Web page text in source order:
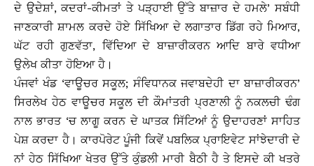
ਦੇ ਉਦੇਸ਼ਾਂ, ਕਦਰਾਂ-ਕੀਮਤਾਂ ਤੇ ਪੜ੍ਹਾਈ ਉੱਤੇ ਬਾਜ਼ਾਰ ਦੇ ਹਮਲੇ’ ਸਬੰਧੀ
ਜਾਣਕਾਰੀ ਸ਼ਾਮਲ ਕਰਦੇ ਹੋਏ ਸਿੱਖਿਆ ਦੇ ਲਗਾਤਾਰ ਡਿੱਗ ਰਹੇ ਮਿਆਰ,
ਘੱਟ ਰਹੀ ਗੁਣਵੱਤਾ, ਵਿੱਦਿਆ ਦੇ ਬਾਜ਼ਾਰੀਕਰਨ ਆਦਿ ਬਾਰੇ ਵਧੀਆ
ਉਲੇਖ ਕੀਤਾ ਹੋਇਆ ਹੈ।
ਪੰਜਵਾਂ ਖੰਡ ‘ਵਾਊਚਰ ਸਕੂਲ; ਸੰਵਿਧਾਨਕ ਜਵਾਬਦੇਹੀ ਦਾ ਬਾਜ਼ਾਰੀਕਰਨ’
ਸਿਰਲੇਖ ਹੇਠ ਵਾਊਚਰ ਸਕੂਲ ਦੀ ਕੌਮਾਂਤਰੀ ਪ੍ਰਣਾਲੀ ਨੂੰ ਨਕਲਚੀ ਢੰਗ
ਨਾਲ ਭਾਰਤ ‘ਚ ਲਾਗੂ ਕਰਨ ਦੇ ਘਾਤਕ ਸਿੱਟਿਆਂ ਨੂੰ ਉਦਾਹਰਣਾਂ ਸਾਹਿਤ
ਪੇਸ਼ ਕਰਦਾ ਹੈ। ਕਾਰਪੋਰੇਟ ਪੂੰਜੀ ਕਿਵੇਂ ਪਬਲਿਕ ਪ੍ਰਾਇਵੇਟ ਸਾਂਝੇਦਾਰੀ ਦੇ
ਨਾਂ ਹੇਠ ਸਿੱਖਿਆ ਖੇਤਰ ਉੱਤੇ ਕੁੰਡਲੀ ਮਾਰੀ ਬੈਠੀ ਹੈ ਤੇ ਇਸਦੇ ਕੀ ਖਤਰੇ